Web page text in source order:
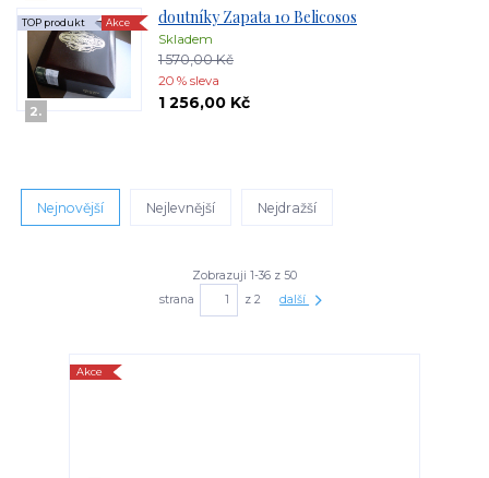
2.
doutníky Zapata 10 Belicosos
Skladem
TOP produkt Akce
1 570,00 Kč
20 % sleva
1 256,00 Kč
Nejnovější Nejlevnější Nejdražší
Zobrazuji 1-36 z 50
strana
z 2 další
Akce